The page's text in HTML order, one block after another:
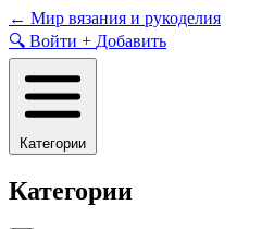
Skip
to
content
← Мир вязания и рукоделия
🔍 Войти + Добавить
Категории
Категории